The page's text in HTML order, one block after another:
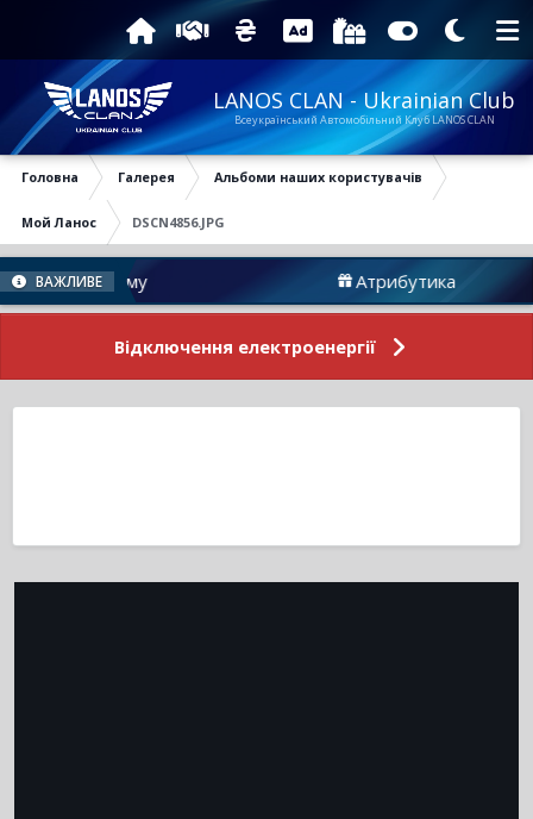
LANOS CLAN - Ukrainian Club
Всеукраїнський Автомобільний Клуб LANOS CLAN
Головна Галерея Альбоми наших користувачів
Мой Ланос DSCN4856.JPG
ВАЖЛИВЕ
Форуму Атрибутика
Відключення електроенергії